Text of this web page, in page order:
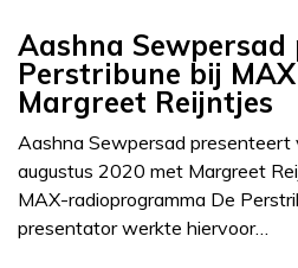
Aashna Sewpersad
Perstribune bij
Margreet Reijntjes
Aashna Sewpersad
augustus 2020 met Margreet
MAX-radioprogramma De
presentator werkte hiervoor…